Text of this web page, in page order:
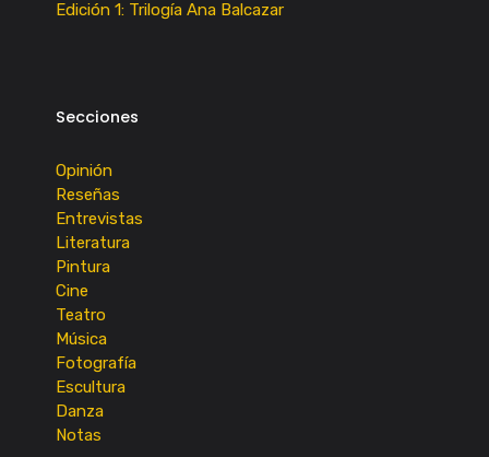
Edición 1: Trilogía Ana Balcazar
Secciones
Opinión
Reseñas
Entrevistas
Literatura
Pintura
Cine
Teatro
Música
Fotografía
Escultura
Danza
Notas